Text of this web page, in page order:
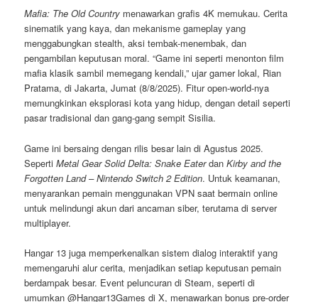
Mafia: The Old Country menawarkan grafis 4K memukau. Cerita
sinematik yang kaya, dan mekanisme gameplay yang
menggabungkan stealth, aksi tembak-menembak, dan
pengambilan keputusan moral. “Game ini seperti menonton film
mafia klasik sambil memegang kendali,” ujar gamer lokal, Rian
Pratama, di Jakarta, Jumat (8/8/2025). Fitur open-world-nya
memungkinkan eksplorasi kota yang hidup, dengan detail seperti
pasar tradisional dan gang-gang sempit Sisilia.
Game ini bersaing dengan rilis besar lain di Agustus 2025.
SepertiMetal Gear Solid Delta: Snake EaterdanKirby and the
Forgotten Land – Nintendo Switch 2 Edition. Untuk keamanan,
menyarankan pemain menggunakan VPN saat bermain online
untuk melindungi akun dari ancaman siber, terutama di server
multiplayer.
Hangar 13 juga memperkenalkan sistem dialog interaktif yang
memengaruhi alur cerita, menjadikan setiap keputusan pemain
berdampak besar. Event peluncuran di Steam, seperti di
umumkan @Hangar13Games di X, menawarkan bonus pre-order